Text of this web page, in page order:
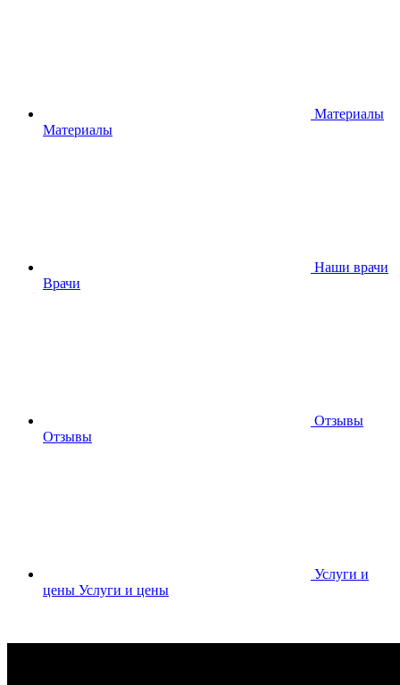
Материалы
Материалы
Наши врачи
Врачи
Отзывы
Отзывы
Услуги и
цены Услуги и цены